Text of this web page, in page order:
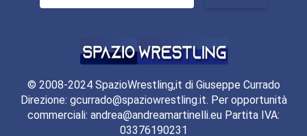
© 2008-2024 SpazioWrestling,it di Giuseppe Currado
Direzione: gcurrado@spaziowrestling.it. Per opportunità
commerciali: andrea@andreamartinelli.eu Partita IVA:
03376190231